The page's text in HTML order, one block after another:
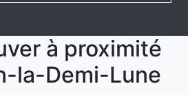
à proximité
la-Demi-Lune